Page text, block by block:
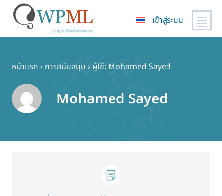
หลัก
เข้าสู่ระบบ
หน้าแรก › การสนับสนุน › ผู้ใช้: Mohamed Sayed
Mohamed Sayed